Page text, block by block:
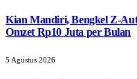
Kian Mandiri, Bengkel Z-
Omzet Rp10 Juta per Bulan
5 Agustus 2026